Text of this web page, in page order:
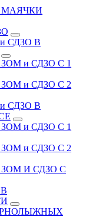
МАЯЧКИ
СДЗО В
и СДЗО С 1
и СДЗО С 2
СДЗО В
и СДЗО С 1
и СДЗО С 2
И СДЗО С